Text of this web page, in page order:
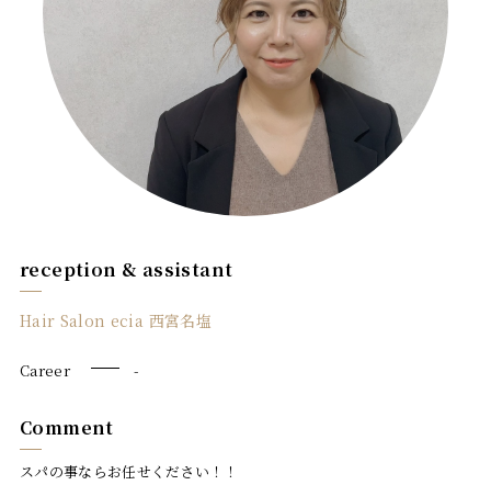
reception & assistant
Hair Salon ecia 西宮名塩
Career -
Comment
スパの事ならお任せください！！